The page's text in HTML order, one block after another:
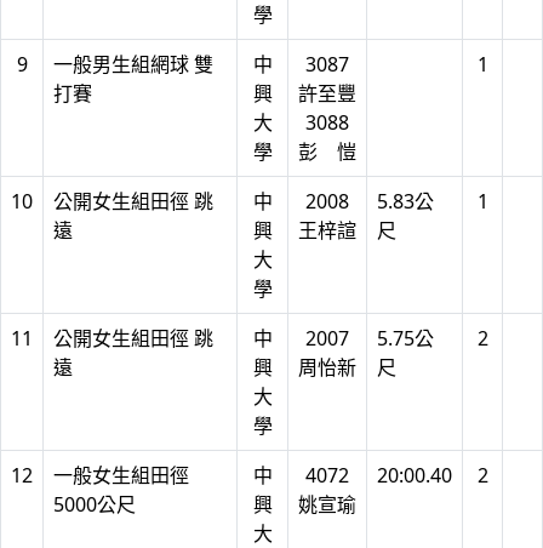
學
9
一般男生組網球 雙
打賽
中
興
大
學
3087
許至豐
3088
彭 愷
1
10
公開女生組田徑 跳
遠
中
興
大
學
2008
王梓諠
5.83公
尺
1
11
公開女生組田徑 跳
遠
中
興
大
學
2007
周怡新
5.75公
尺
2
12
一般女生組田徑
5000公尺
中
興
大
4072
姚宣瑜
20:00.40 2